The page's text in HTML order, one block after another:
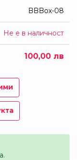
BBBox-08
Не е в наличност
100,00 лв